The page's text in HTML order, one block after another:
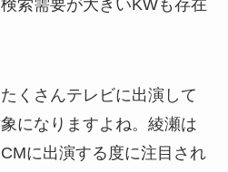
索需要が大きいKWも存在
くさんテレビに出演して
になりますよね。綾瀬は
に出演する度に注目され